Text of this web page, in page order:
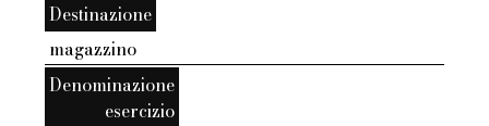
Destinazione
magazzino
Denominazione
esercizio